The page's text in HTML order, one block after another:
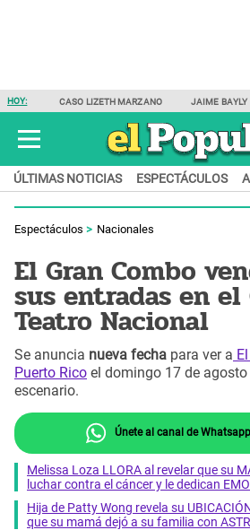
HOY: CASO LIZETH MARZANO JAIME BAYLY
ÚLTIMAS NOTICIAS ESPECTÁCULOS
Espectáculos Nacionales
El Gran Combo
sus entradas en el
Teatro Nacional
Se anuncia nueva fecha para ver a
Puerto Rico el domingo 17 de
escenario.
Únete al canal de
Melissa Loza LLORA al revelar que su
luchar contra el cáncer y le dedican
Hija de Patty Wong revela su
que su mamá dejó a su familia con